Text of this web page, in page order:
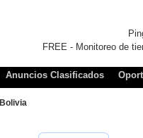
FREE - Monitoreo de
Anuncios Clasificados
Bolivia